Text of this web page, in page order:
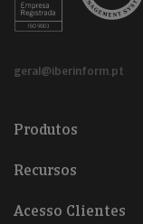
geral@iberinform.pt
Produtos
Recursos
Acesso Clientes